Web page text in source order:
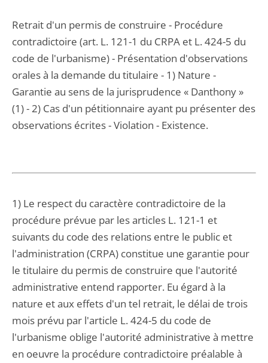
Retrait d'un permis de construire - Procédure
contradictoire (art. L. 121-1 du CRPA et L. 424-5 du
code de l'urbanisme) - Présentation d'observations
orales à la demande du titulaire - 1) Nature -
Garantie au sens de la jurisprudence « Danthony »
(1) - 2) Cas d'un pétitionnaire ayant pu présenter des
observations écrites - Violation - Existence.
1) Le respect du caractère contradictoire de la
procédure prévue par les articles L. 121-1 et
suivants du code des relations entre le public et
l'administration (CRPA) constitue une garantie pour
le titulaire du permis de construire que l'autorité
administrative entend rapporter. Eu égard à la
nature et aux effets d'un tel retrait, le délai de trois
mois prévu par l'article L. 424-5 du code de
l'urbanisme oblige l'autorité administrative à mettre
en oeuvre la procédure contradictoire préalable à